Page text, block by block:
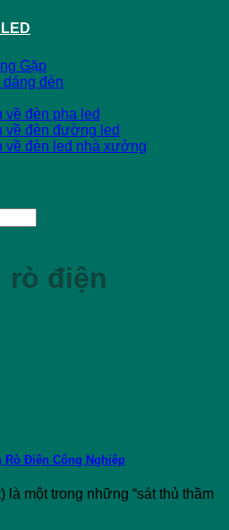
Gặp
đèn
về đèn pha led
về đèn đường led
về đèn led nhà xưởng
rò điện
Rò Điện Công Nghiệp
là một trong những “sát thủ thầm